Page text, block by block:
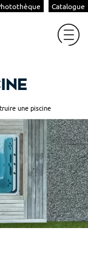
Catalogue
une piscine